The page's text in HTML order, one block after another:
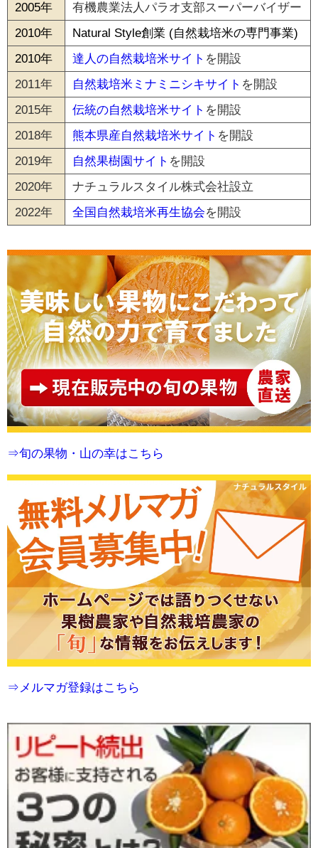
2005年
有機農業法人パラオ支部スーパーバイザー
2010年
Natural Style創業 (自然栽培米の専門事業)
2010年
達人の自然栽培米サイト を開設
2011年
自然栽培米ミナミニシキサイト を開設
2015年
伝統の自然栽培米サイト を開設
2018年
熊本県産自然栽培米サイト を開設
2019年
自然果樹園サイト を開設
2020年
ナチュラルスタイル株式会社設立
2022年
全国自然栽培米再生協会を開設
⇒旬の果物・山の幸はこちら
⇒メルマガ登録はこちら